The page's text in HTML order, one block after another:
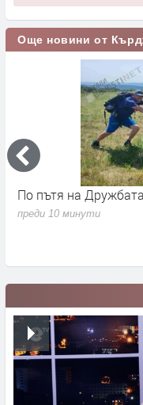
Още новини от
По пътя на
преди 10 минути